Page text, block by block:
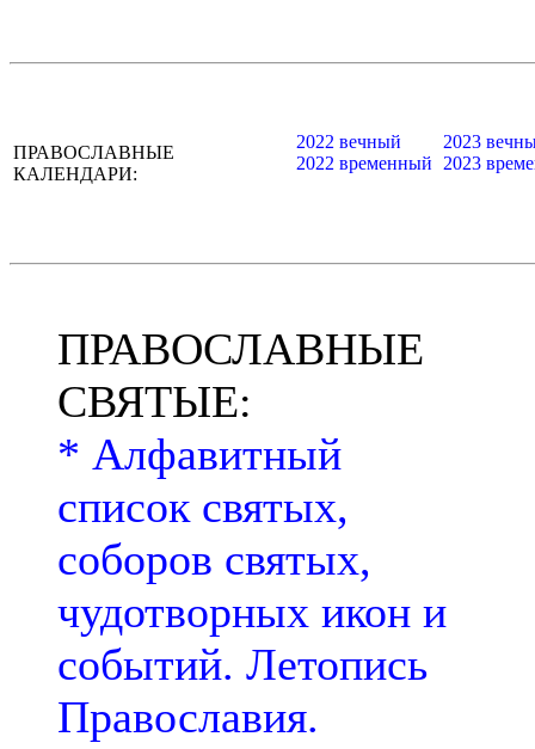
ПРАВОСЛАВНЫЕ
КАЛЕНДАРИ:
2022 вечный
2022 временный
2023
2023
ПРАВОСЛАВНЫЕ
СВЯТЫЕ:
* Алфавитный
список святых,
соборов святых,
чудотворных икон и
событий. Летопись
Православия.